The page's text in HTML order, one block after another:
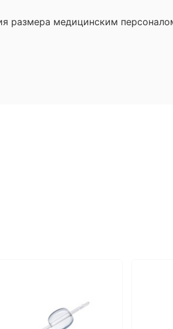
размера медицинским